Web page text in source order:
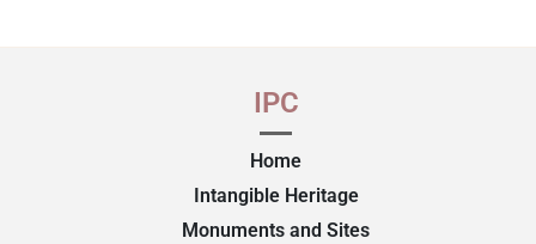
IPC
Home
Intangible Heritage
Monuments and Sites